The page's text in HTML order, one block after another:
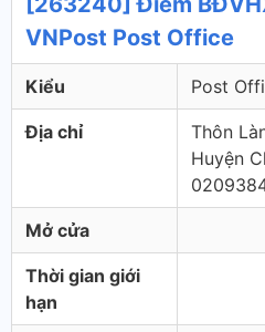
VNPost Post Office
Kiểu Post
Địa chỉ
Thôn
Huyện
Mở cửa
Thời gian giới
hạn